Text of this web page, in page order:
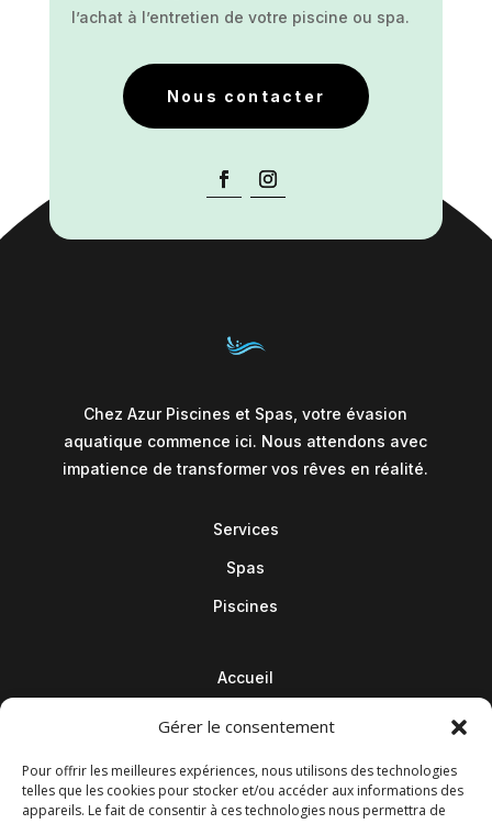
Gérer le consentement
Pour offrir les meilleures expériences, nous utilisons des technologies
telles que les cookies pour stocker et/ou accéder aux informations des
appareils. Le fait de consentir à ces technologies nous permettra de
l’achat à l’entretien de votre piscine ou spa.
Nous contacter
Chez Azur Piscines et Spas, votre évasion
aquatique commence ici. Nous attendons avec
impatience de transformer vos rêves en réalité.
Services
Spas
Piscines
Accueil